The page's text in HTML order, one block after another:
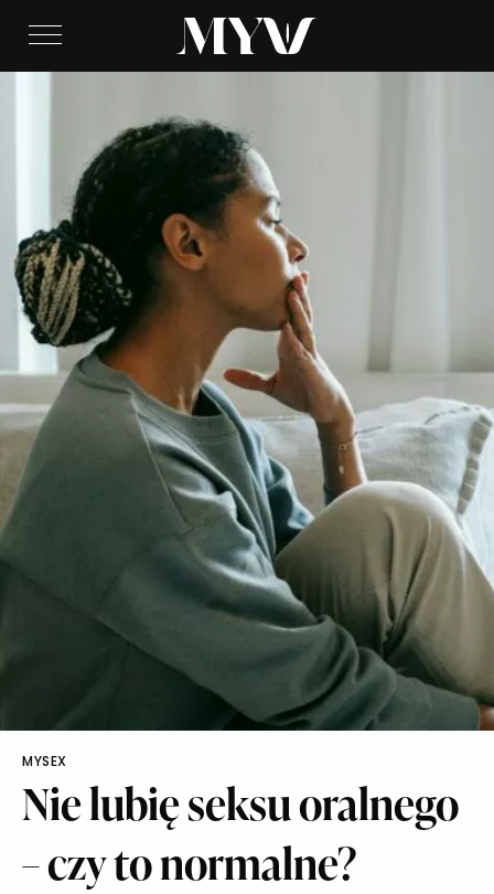
MYSEX
Nie lubię seksu oralnego
– czy to normalne?